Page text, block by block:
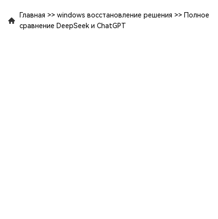
Главная >> windows восстановление решения >> Полное
сравнение DeepSeek и ChatGPT